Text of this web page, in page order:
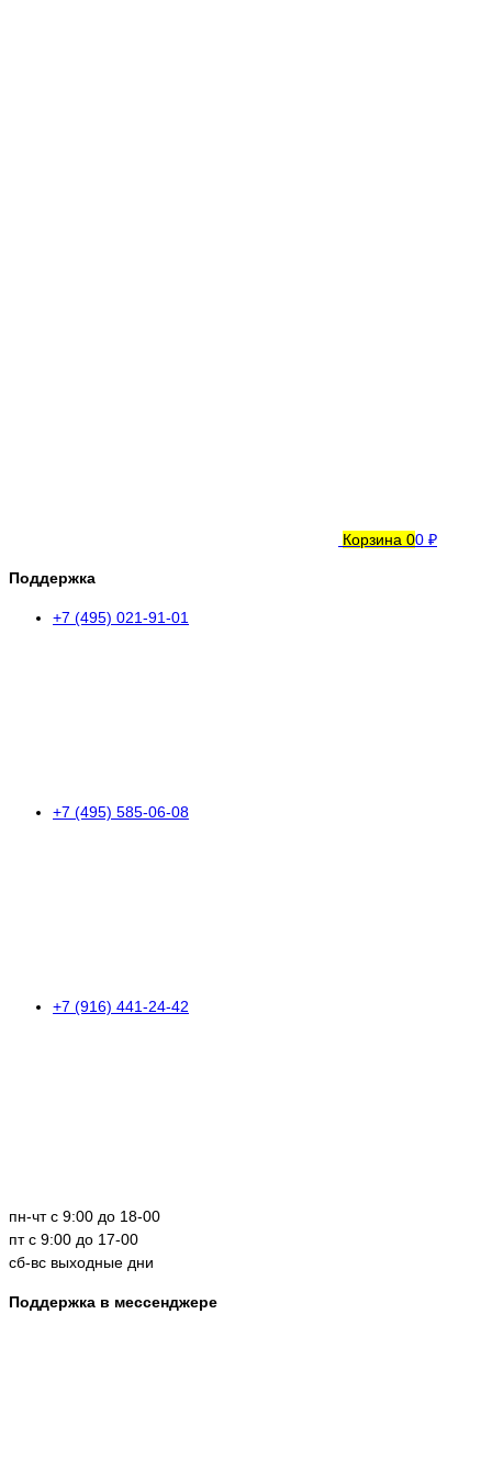
Корзина 00 ₽
Поддержка
+7 (495) 021-91-01
+7 (495) 585-06-08
+7 (916) 441-24-42
пн-чт с 9:00 до 18-00
пт с 9:00 до 17-00
сб-вс выходные дни
Поддержка в мессенджере